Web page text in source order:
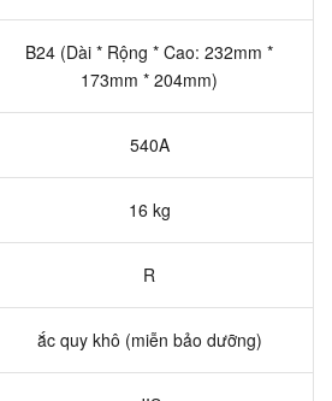
B24 (Dài * Rộng * Cao: 232mm *
173mm * 204mm)
540A
16 kg
R
ắc quy khô (miễn bảo dưỡng)